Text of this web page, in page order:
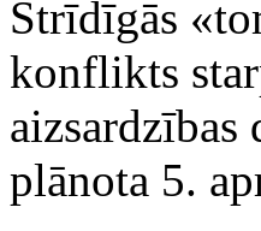
Strīdīgās
konflikts
plānota 5.